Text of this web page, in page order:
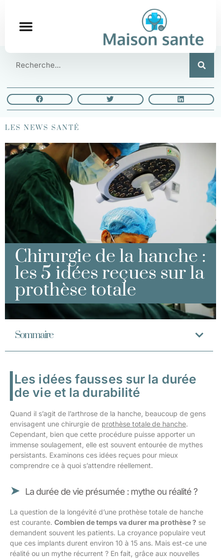
LES NEWS SANTÉ
Chirurgie de la hanche :
les 5 idées reçues sur la
prothèse totale
Sommaire
Les idées fausses sur la durée
de vie et la durabilité
Quand il s’agit de l’arthrose de la hanche, beaucoup de gens
envisagent une chirurgie de prothèse totalede hanche.
Cependant, bien que cette procédure puisse apporter un
immense soulagement, elle est souvent entourée de mythes
persistants. Examinons ces idées reçues pour mieux
comprendre ce à quoi s’attendre réellement.
La durée de vie présumée : mythe ou réalité ?
La question de la longévité d’une prothèse totale de hanche
est courante. Combien de temps va durer ma prothèse ? se
demandent souvent les patients. La croyance populaire veut
que ces implants durent environ 10 à 15 ans. Mais est-ce une
réalité ou un mythe récurrent ? En fait, grâce aux nouvelles